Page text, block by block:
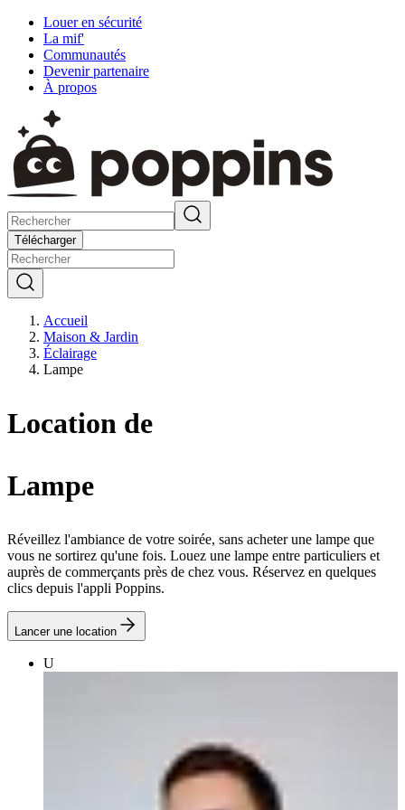
Louer en sécurité
La mif'
Communautés
Devenir partenaire
À propos
Télécharger
Accueil
Maison & Jardin
Éclairage
Lampe
Location de
Lampe
Réveillez l'ambiance de votre soirée, sans acheter une lampe que
vous ne sortirez qu'une fois. Louez une lampe entre particuliers et
auprès de commerçants près de chez vous. Réservez en quelques
clics depuis l'appli Poppins.
Lancer une location
U